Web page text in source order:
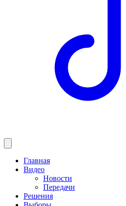
Главная
Видео
Новости
Передачи
Решения